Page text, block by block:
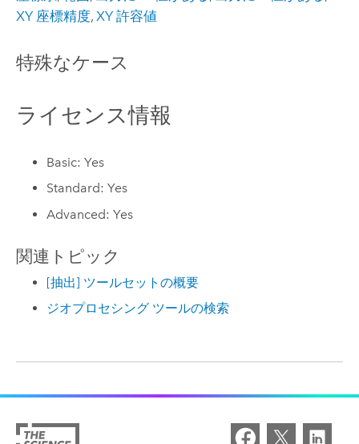
XY 座標精度, XY 許容値
特殊なケース
ライセンス情報
Basic: Yes
Standard: Yes
Advanced: Yes
関連トピック
[抽出] ツールセットの概要
ジオプロセシング ツールの検索